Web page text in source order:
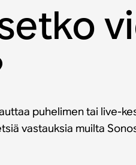
puhelimen tai live-
vastauksia muilta